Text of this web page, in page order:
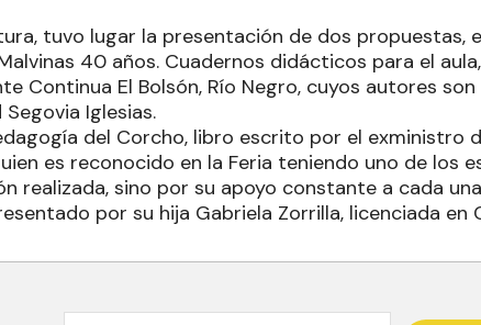
tuvo lugar la presentación de dos propuestas,
40 años. Cuadernos didácticos para el
Continua El Bolsón, Río Negro, cuyos autores
Iglesias.
del Corcho, libro escrito por el exministro
es reconocido en la Feria teniendo uno de los
realizada, sino por su apoyo constante a cada
por su hija Gabriela Zorrilla, licenciada en